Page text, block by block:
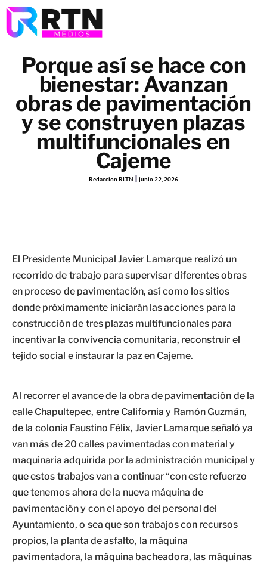
Porque así se hace con
bienestar: Avanzan
obras de pavimentación
y se construyen plazas
multifuncionales en
Cajeme
Redaccion RLTN junio 22, 2026
El Presidente Municipal Javier Lamarque realizó un
recorrido de trabajo para supervisar diferentes obras
en proceso de pavimentación, así como los sitios
donde próximamente iniciarán las acciones para la
construcción de tres plazas multifuncionales para
incentivar la convivencia comunitaria, reconstruir el
tejido social e instaurar la paz en Cajeme.
Al recorrer el avance de la obra de pavimentación de la
calle Chapultepec, entre California y Ramón Guzmán,
de la colonia Faustino Félix, Javier Lamarque señaló ya
van más de 20 calles pavimentadas con material y
maquinaria adquirida por la administración municipal y
que estos trabajos van a continuar “con este refuerzo
que tenemos ahora de la nueva máquina de
pavimentación y con el apoyo del personal del
Ayuntamiento, o sea que son trabajos con recursos
propios, la planta de asfalto, la máquina
pavimentadora, la máquina bacheadora, las máquinas